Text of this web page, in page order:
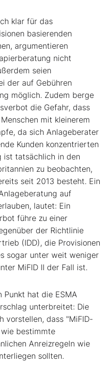
klar für das
basierenden
argumentieren
nicht
seien
der auf Gebühren
möglich. Zudem berge
die Gefahr, dass
mit kleinerem
da sich Anlageberater
Kunden konzentrierten
ist tatsächlich in den
zu beobachten,
seit 2013 besteht. Ein
auf
lautet: Ein
führe zu einer
der Richtlinie
(IDD), die Provisionen
sogar unter weit weniger
MiFID II der Fall ist.
Punkt hat die ESMA
unterbreitet: Die
vorstellen, dass "MiFID-
bestimmte
Anreizregeln wie
sollten.